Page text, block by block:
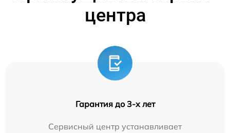
центра
Гарантия до 3-х лет
Сервисный центр устанавливает